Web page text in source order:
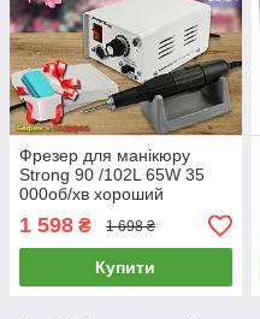
Фрезер для манікюру
Strong 90 /102L 65W 35
000об/хв хороший
потужний професійний
фрезер манікюрний
стронг 90
1 598 ₴ 1 698 ₴
Купити